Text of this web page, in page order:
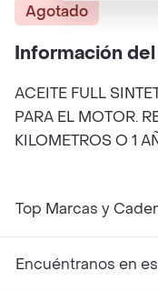
Agotado
Información
ACEITE FULL
PARA EL MOTOR.
KILOMETROS O 1
Top Marcas y
Encuéntranos en